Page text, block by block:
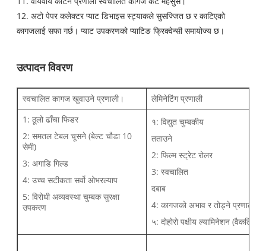
12. अटो पेपर कलेक्टर प्याट डिभाइस स्ट्याकले सुसज्जित छ र काटिएको
कागजलाई सफा गर्छ। प्याट उपकरणको प्याटिङ फ्रिक्वेन्सी समायोज्य छ।
उत्पादन विवरण
स्वचालित कागज खुवाउने प्रणाली।
लेमिनेटिंग प्रणाली
1: ठूलो ढाँचा फिडर
2: समतल टेबल चूसने (बेल्ट चौडा 10
सेमी)
3: अगाडि गिल्ड
4: उच्च सटीकता सर्वो ओभरल्याप
5: विरोधी अव्यवस्था चुम्बक सुरक्षा
उपकरण
१: विद्युत चुम्बकीय
तताउने
2: फिल्म स्ट्रेट रोलर
3: स्वचालित
दबाब
4: कागजको अभाव र तोड्ने प्रणाली
५: दोहोरो पक्षीय ल्यामिनेशन (वैकल्पिक)